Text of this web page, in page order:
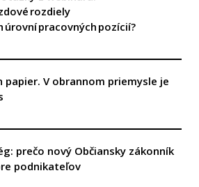
rozdiely
úrovní pracovných pozícií?
papier. V obrannom priemysle je
prečo nový Občiansky zákonník
podnikateľov